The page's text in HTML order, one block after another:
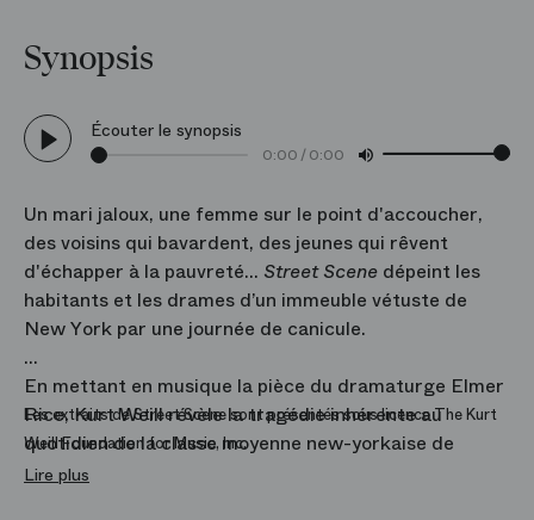
Synopsis
Écouter le synopsis
0:00/0:00
Un mari jaloux, une femme sur le point d'accoucher,
des voisins qui bavardent, des jeunes qui rêvent
d'échapper à la pauvreté… Street Scene dépeint les
habitants et les drames d’un immeuble vétuste de
New York par une journée de canicule.
En mettant en musique la pièce du dramaturge Elmer
Rice, Kurt Weill révèle la tragédie inhérente au
quotidien de la classe moyenne new-yorkaise de
l’entre-deux guerres. Installé aux États-Unis dès 1935
Les extraits de Street Scene sont présentés sous licence The Kurt
Weill Foundation for Music, Inc.
Lire plus